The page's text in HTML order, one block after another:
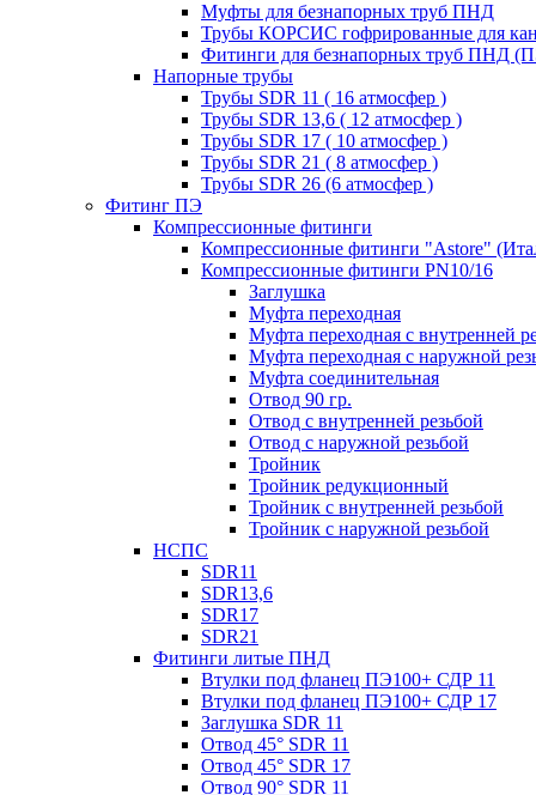
Муфты для безнапорных труб ПНД
Трубы КОРСИС гофрированные для
Фитинги для безнапорных труб ПНД
Напорные трубы
Трубы SDR 11 ( 16 атмосфер )
Трубы SDR 13,6 ( 12 атмосфер )
Трубы SDR 17 ( 10 атмосфер )
Трубы SDR 21 ( 8 атмосфер )
Трубы SDR 26 (6 атмосфер )
Фитинг ПЭ
Компрессионные фитинги
Компрессионные фитинги "Astore"
Компрессионные фитинги PN10/16
Заглушка
Муфта переходная
Муфта переходная с внутренней
Муфта переходная с наружной
Муфта соединительная
Отвод 90 гр.
Отвод с внутренней резьбой
Отвод с наружной резьбой
Тройник
Тройник редукционный
Тройник с внутренней резьбой
Тройник с наружной резьбой
НСПС
SDR11
SDR13,6
SDR17
SDR21
Фитинги литые ПНД
Втулки под фланец ПЭ100+ СДР 11
Втулки под фланец ПЭ100+ СДР 17
Заглушка SDR 11
Отвод 45° SDR 11
Отвод 45° SDR 17
Отвод 90° SDR 11